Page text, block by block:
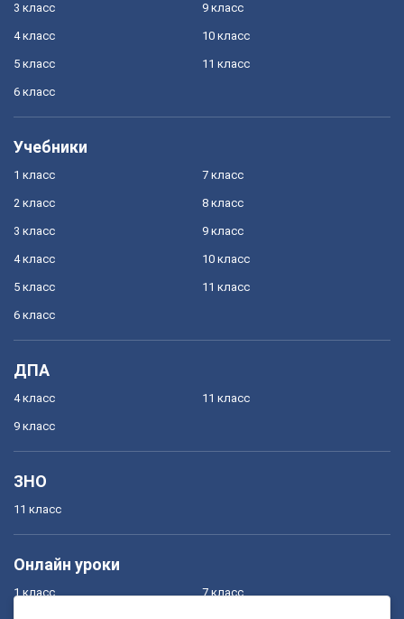
3 класс
4 класс
5 класс
6 класс
9 класс
10 класс
11 класс
Учебники
1 класс
2 класс
3 класс
4 класс
5 класс
6 класс
7 класс
8 класс
9 класс
10 класс
11 класс
ДПА
4 класс
9 класс
11 класс
ЗНО
11 класс
Онлайн уроки
1 класс 7 класс